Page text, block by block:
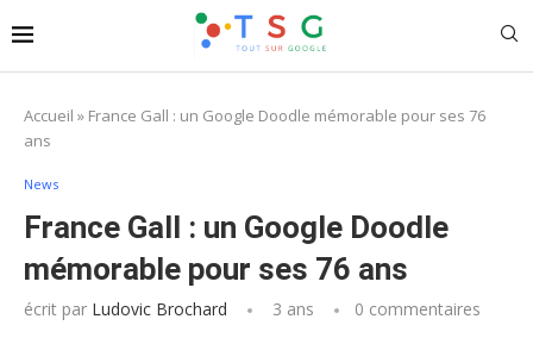
Accueil » France Gall : un Google Doodle mémorable pour ses 76
ans
News
France Gall : un Google Doodle
mémorable pour ses 76 ans
écrit par Ludovic Brochard 3 ans 0 commentaires